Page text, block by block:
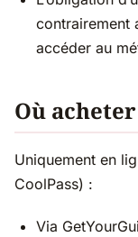
contrairement
accéder au
Où acheter
Uniquement en
CoolPass) :
Via